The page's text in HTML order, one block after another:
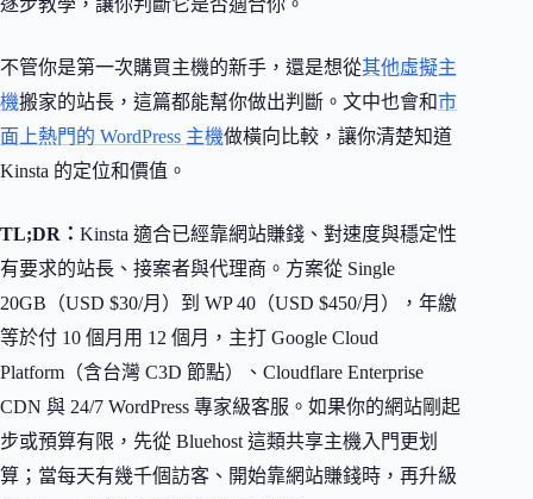
逐步教學，讓你判斷它是否適合你。
不管你是第一次購買主機的新手，還是想從其他虛擬主
機搬家的站長，這篇都能幫你做出判斷。文中也會和市
面上熱門的 WordPress 主機做橫向比較，讓你清楚知道
Kinsta 的定位和價值。
TL;DR： Kinsta 適合已經靠網站賺錢、對速度與穩定性
有要求的站長、接案者與代理商。方案從 Single
20GB（USD $30/月）到 WP 40（USD $450/月），年繳
等於付 10 個月用 12 個月，主打 Google Cloud
Platform（含台灣 C3D 節點）、Cloudflare Enterprise
CDN 與 24/7 WordPress 專家級客服。如果你的網站剛起
步或預算有限，先從 Bluehost 這類共享主機入門更划
算；當每天有幾千個訪客、開始靠網站賺錢時，再升級